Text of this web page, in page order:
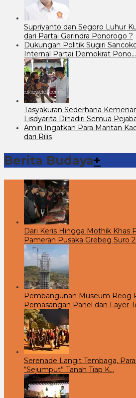
Supriyanto dan Segoro Luhur
dari Partai Gerindra Ponorogo ?
Dukungan Politik Sugiri
Internal Partai Demokrat Pono…
Tasyakuran Sederhana
Lisdyarita Dihadiri Semua
Amin Ingatkan Para Mantan
dari Rilis
Berita Budaya+
Dari Keris Hingga Mothik Khas
Pameran Pusaka Grebeg Suro
Pembangunan Museum Reog
Pemasangan Panel dan Layer
Serenade Langit Tembaga,
“Sejumput” Tanah Tiap K…